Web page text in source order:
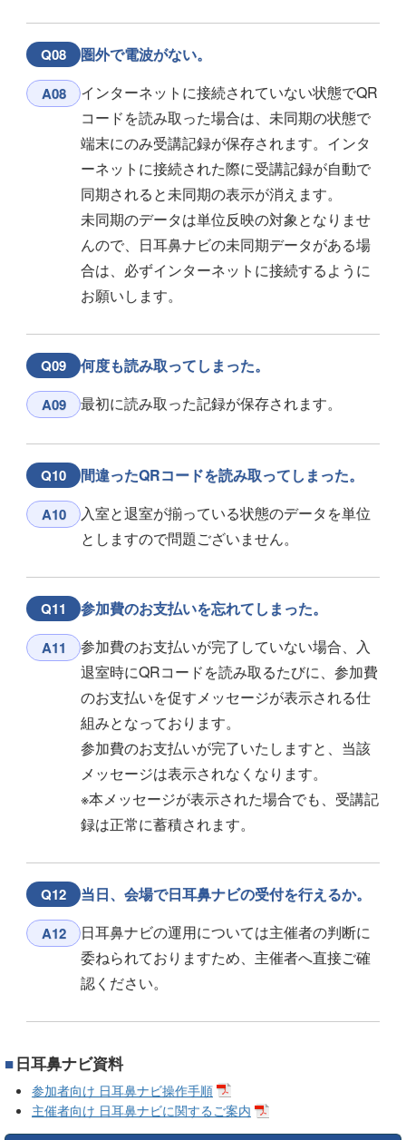
Q08 圏外で電波がない。
A08
インターネットに接続されていない状態でQR
コードを読み取った場合は、未同期の状態で
端末にのみ受講記録が保存されます。インタ
ーネットに接続された際に受講記録が自動で
同期されると未同期の表示が消えます。
未同期のデータは単位反映の対象となりませ
んので、日耳鼻ナビの未同期データがある場
合は、必ずインターネットに接続するように
お願いします。
Q09 何度も読み取ってしまった。
A09 最初に読み取った記録が保存されます。
Q10 間違ったQRコードを読み取ってしまった。
A10
入室と退室が揃っている状態のデータを単位
としますので問題ございません。
Q11 参加費のお支払いを忘れてしまった。
A11
参加費のお支払いが完了していない場合、入
退室時にQRコードを読み取るたびに、参加費
のお支払いを促すメッセージが表示される仕
組みとなっております。
参加費のお支払いが完了いたしますと、当該
メッセージは表示されなくなります。
※本メッセージが表示された場合でも、受講記
録は正常に蓄積されます。
Q12 当日、会場で日耳鼻ナビの受付を行えるか。
A12
日耳鼻ナビの運用については主催者の判断に
委ねられておりますため、主催者へ直接ご確
認ください。
日耳鼻ナビ資料
参加者向け 日耳鼻ナビ操作手順
主催者向け 日耳鼻ナビに関するご案内